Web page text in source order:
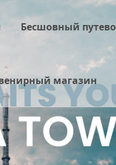
Бесшовный
магазин